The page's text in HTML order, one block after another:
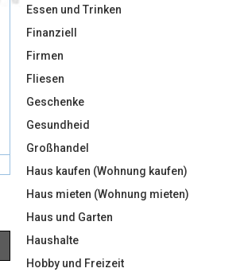
Essen und Trinken
Finanziell
Firmen
Fliesen
Geschenke
Gesundheid
Großhandel
Haus kaufen (Wohnung kaufen)
Haus mieten (Wohnung mieten)
Haus und Garten
Haushalte
Hobby und Freizeit